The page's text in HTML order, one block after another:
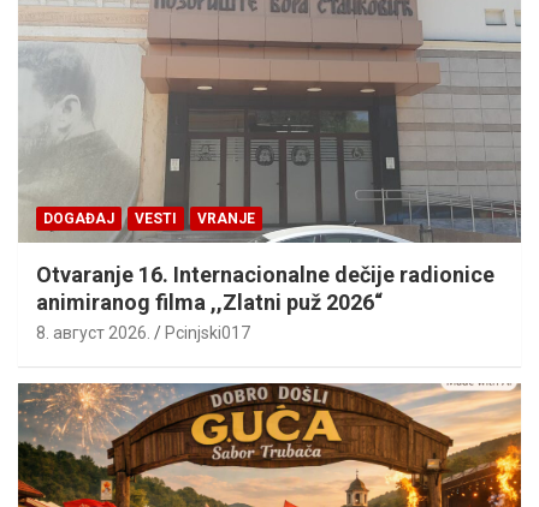
DOGAĐAJ VESTI VRANJE
Otvaranje 16. Internacionalne dečije radionice
animiranog filma ,,Zlatni puž 2026“
8. август 2026. Pcinjski017